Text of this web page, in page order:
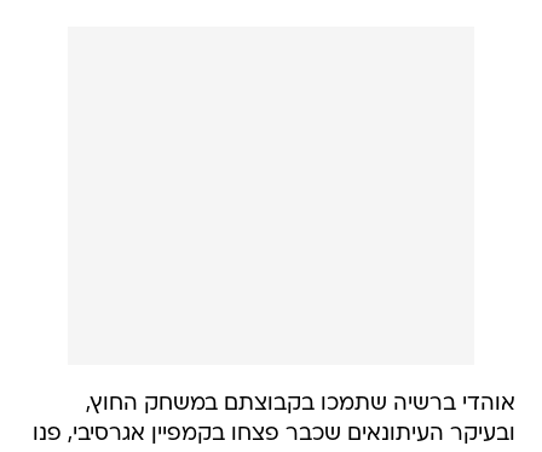
אוהדי ברשיה שתמכו בקבוצתם במשחק החוץ,
ובעיקר העיתונאים שכבר פצחו בקמפיין אגרסיבי, פנו